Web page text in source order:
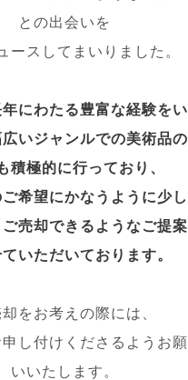
との出会いを
ースしてまいりました。
年にわたる豊富な経験をい
いジャンルでの美術品の
積極的に行っており、
希望にかなうように少し
売却できるようなご提案
いただいております。
却をお考えの際には、
し付けくださるようお願
いいたします。